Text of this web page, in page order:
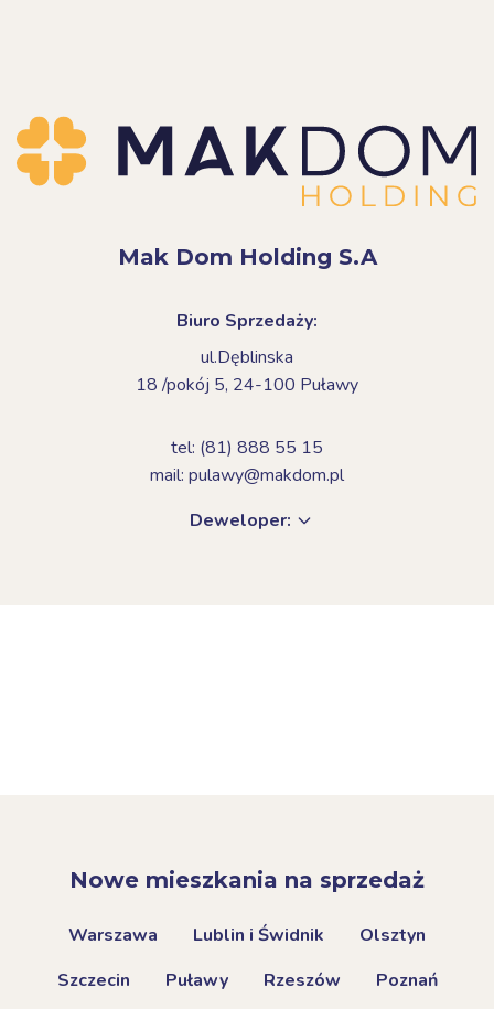
Mak Dom Holding S.A
Biuro Sprzedaży:
ul.Dęblinska
18 /pokój 5, 24-100 Puławy
tel: (81) 888 55 15
mail: pulawy@makdom.pl
Deweloper:
Nowe mieszkania na sprzedaż
Warszawa Lublin i Świdnik
Olsztyn
Szczecin
Puławy Rzeszów
Poznań